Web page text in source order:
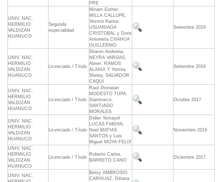
PRE
UNIV. NAC.
HERMILIO
VALDIZAN
HUANUCO
Segunda
especialidad
Miriam Esther,
MILLA CALLUPE,
Yesmin Karina
USUARIAGA
CRISTOBAL y Doris
Antonieta CHAHUA
GUILLERMO
Setiembre 2019
UNIV. NAC.
HERMILIO
VALDIZAN
HUANUCO
Licenciado / Título
Sharon Andreina,
NEYRA VARGAS,
Abner; RAMOS
ALANIA Y Yomira
Shirley, SALVADOR
CAQUI
Setiembre 2019
UNIV. NAC.
HERMILIO
VALDIZAN
HUANUCO
Licenciado / Título
Raul Jhonatan
MODESTO TUPA;
Gianmarco,
SANTIAGO
MORALES
Octubre 2017
UNIV. NAC.
HERMILIO
VALDIZAN
HUANUCO
Licenciado / Título
Didier Yemayel
LUCAS FABIAN,
Noel MATIAS
SANTOS y Luis
Miguel MOYA FELIX
Noviembre 2016
UNIV. NAC.
HERMILIO
VALDIZAN
HUANUCO
Licenciado / Título
Roberto Carlos,
BARRETO CANO
Diciembre 2017
UNIV. NAC.
Betsy AMBROSIO
CARHUAZ, Dihana